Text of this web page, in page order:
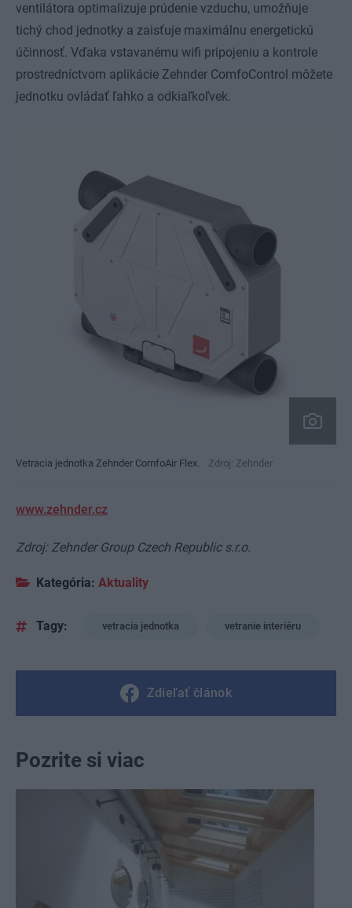
ventilátora optimalizuje prúdenie vzduchu, umožňuje
tichý chod jednotky a zaisťuje maximálnu energetickú
účinnosť. Vďaka vstavanému wifi pripojeniu a kontrole
prostredníctvom aplikácie Zehnder ComfoControl môžete
jednotku ovládať ľahko a odkiaľkoľvek.
Vetracia jednotka Zehnder ComfoAir Flex. Zdroj: Zehnder
www.zehnder.cz
Zdroj: Zehnder Group Czech Republic s.r.o.
Kategória: Aktuality
Tagy: vetracia jednotka vetranie interiéru
Zdieľať článok
Pozrite si viac